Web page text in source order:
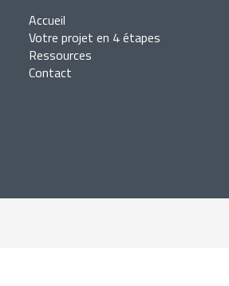
Accueil
Votre projet en 4 étapes
Ressources
Contact